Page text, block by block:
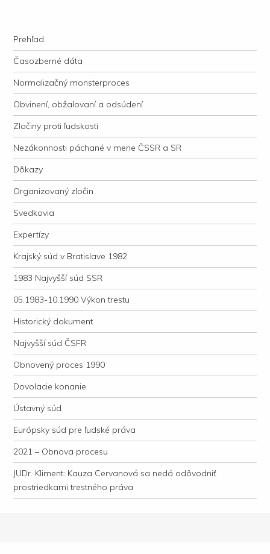
justície
Navigation
Skip to content
Prehľad
Časozberné dáta
Normalizačný monsterproces
Obvinení, obžalovaní a odsúdení
Zločiny proti ľudskosti
Nezákonnosti páchané v mene ČSSR a SR
Dôkazy
Organizovaný zločin
Svedkovia
Expertízy
Krajský súd v Bratislave 1982
1983 Najvyšší súd SSR
05.1983-10.1990 Výkon trestu
Historický dokument
Najvyšší súd ČSFR
Obnovený proces 1990
Dovolacie konanie
Ústavný súd
Európsky súd pre ľudské práva
2021 – Obnova procesu
JUDr. Kliment: Kauza Cervanová sa nedá odôvodniť
prostriedkami trestného práva